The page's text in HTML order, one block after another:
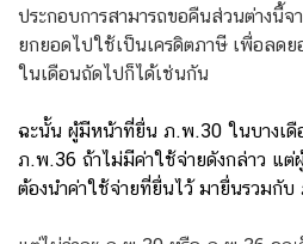
ประกอบการสามารถขอคืนส่วนต่างนี้จ
ยกยอดไปใช้เป็นเครดิตภาษี เพื่อลด
ในเดือนถัดไปก็ได้เช่นกัน
ฉะนั้น ผู้มีหน้าที่ยื่น ภ.พ.30 ในบางเดื
ภ.พ.36 ถ้าไม่มีค่าใช้จ่ายดังกล่าว แ
ต้องนำค่าใช้จ่ายที่ยื่นไว้ มายื่นรวมกั